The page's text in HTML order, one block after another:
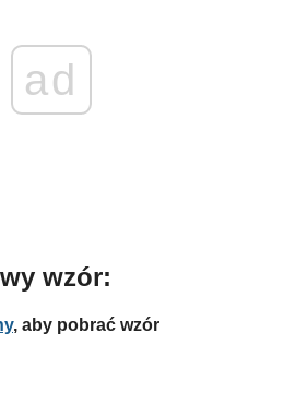
ad
wzór:
, aby pobrać wzór